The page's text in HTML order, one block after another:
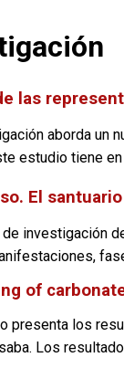
las
aborda un
estudio tiene
El
investigación
of
presenta los
Los